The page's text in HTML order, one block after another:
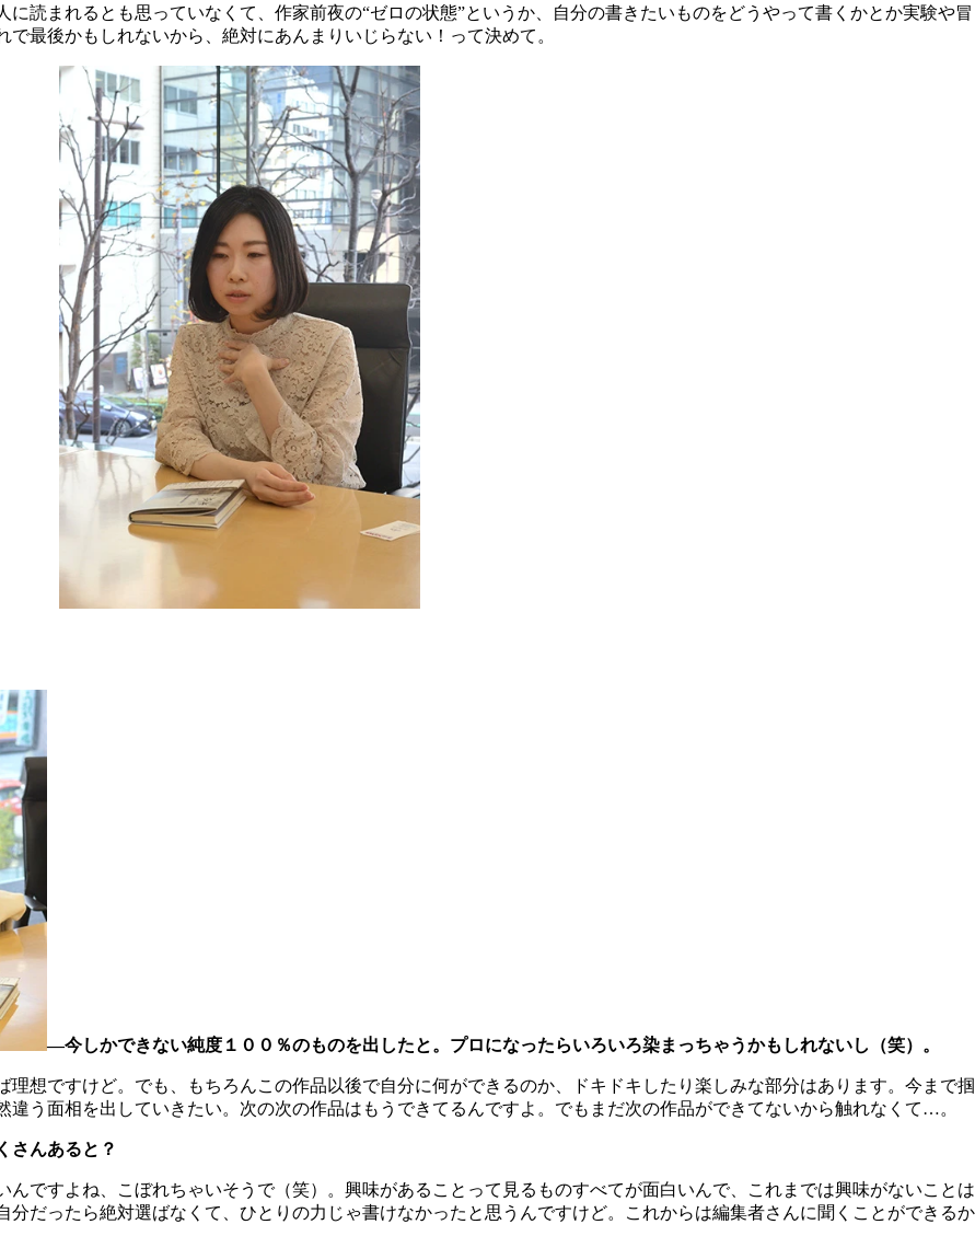
読まれるとも思っていなくて、作家前夜の“ゼロの状態”というか、自分の書きたいものをどうやって書くかとか実験や冒
最後かもしれないから、絶対にあんまりいじらない！って決めて。
―今しかできない純度１００％のものを出したと。プロになったらいろいろ染まっちゃうかもしれないし（笑）。
想ですけど。でも、もちろんこの作品以後で自分に何ができるのか、ドキドキしたり楽しみな部分はあります。今まで掴
う面相を出していきたい。次の次の作品はもうできてるんですよ。でもまだ次の作品ができてないから触れなくて…。
さんあると？
ですよね、こぼれちゃいそうで（笑）。興味があることって見るものすべてが面白いんで、これまでは興味がないことは
だったら絶対選ばなくて、ひとりの力じゃ書けなかったと思うんですけど。これからは編集者さんに聞くことができるか